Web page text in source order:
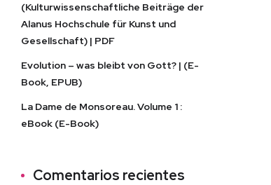
(Kulturwissenschaftliche Beiträge der
Alanus Hochschule für Kunst und
Gesellschaft) | PDF
Evolution – was bleibt von Gott? | (E-
Book, EPUB)
La Dame de Monsoreau. Volume 1 :
eBook (E-Book)
Comentarios recientes